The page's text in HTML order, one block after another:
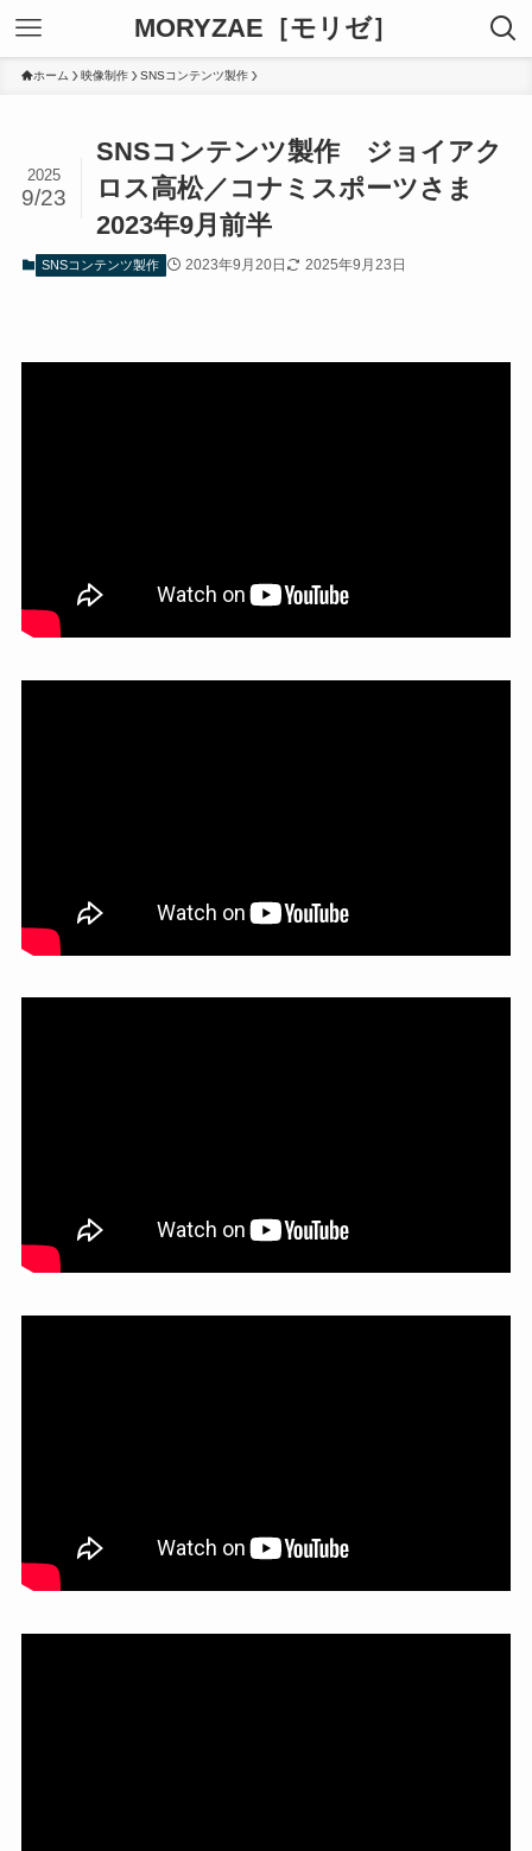
MORYZAE［モリゼ］
ホーム 映像制作 SNSコンテンツ製作
SNSコンテンツ製作 ジョイアク
ロス高松／コナミスポーツさま
2023年9月前半
2025
9/23
SNSコンテンツ製作 2023年9月20日 2025年9月23日